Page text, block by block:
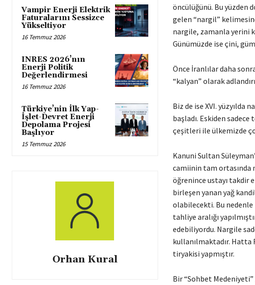
Vampir Enerji Elektrik
Faturalarını Sessizce
Yükseltiyor
16 Temmuz 2026
INRES 2026’nın
Enerji Politik
Değerlendirmesi
16 Temmuz 2026
Türkiye’nin İlk Yap-
İşlet-Devret Enerji
Depolama Projesi
Başlıyor
15 Temmuz 2026
Orhan Kural
öncülüğünü. Bu yüzden
gelen “nargil”
nargile, zamanla yerini
Günümüzde ise çini,
Önce İranlılar daha
“kalyan” olarak
Biz de ise XVI. yüzyılda
başladı. Eskiden
çeşitleri ile ülkemizde
Kanuni Sultan
camiinin tam ortasında
öğrenince ustayı takdir
birleşen yanan yağ
olabilecekti. Bu nedenle
tahliye aralığı
edebiliyordu. Nargile
kullanılmaktadır. Hatta
tiryakisi yapmıştır.
Bir “Sohbet